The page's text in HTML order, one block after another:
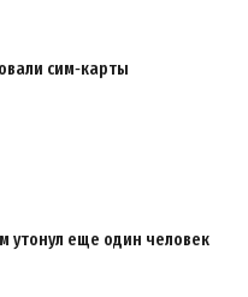
сим‑карты
утонул еще один человек